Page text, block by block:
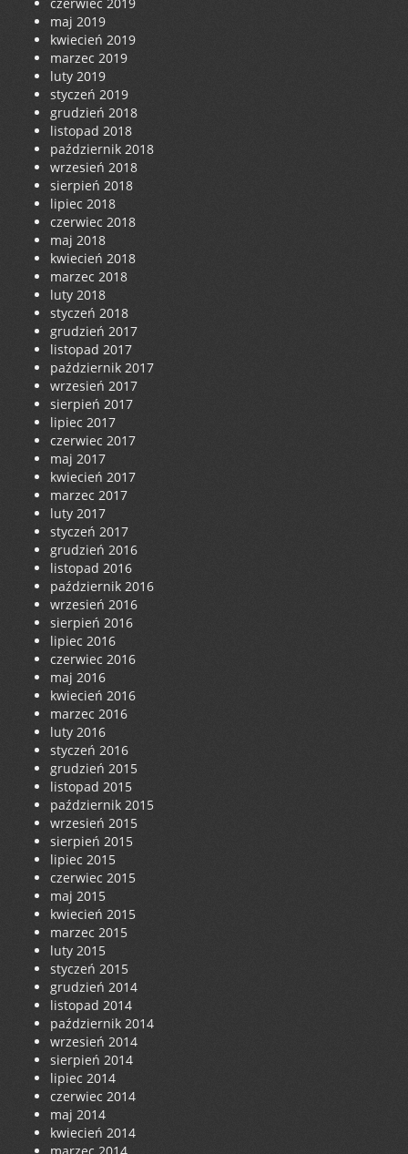
maj 2019
kwiecień 2019
marzec 2019
luty 2019
styczeń 2019
grudzień 2018
listopad 2018
październik 2018
wrzesień 2018
sierpień 2018
lipiec 2018
czerwiec 2018
maj 2018
kwiecień 2018
marzec 2018
luty 2018
styczeń 2018
grudzień 2017
listopad 2017
październik 2017
wrzesień 2017
sierpień 2017
lipiec 2017
czerwiec 2017
maj 2017
kwiecień 2017
marzec 2017
luty 2017
styczeń 2017
grudzień 2016
listopad 2016
październik 2016
wrzesień 2016
sierpień 2016
lipiec 2016
czerwiec 2016
maj 2016
kwiecień 2016
marzec 2016
luty 2016
styczeń 2016
grudzień 2015
listopad 2015
październik 2015
wrzesień 2015
sierpień 2015
lipiec 2015
czerwiec 2015
maj 2015
kwiecień 2015
marzec 2015
luty 2015
styczeń 2015
grudzień 2014
listopad 2014
październik 2014
wrzesień 2014
sierpień 2014
lipiec 2014
czerwiec 2014
maj 2014
kwiecień 2014